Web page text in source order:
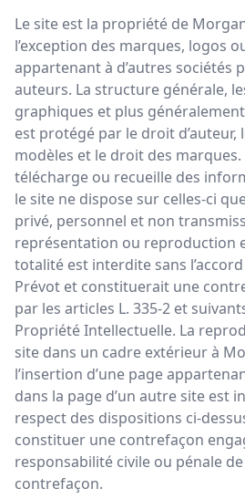
Le site est la propriété de
l’exception des marques, logos
appartenant à d’autres sociétés
auteurs. La structure générale,
graphiques et plus
est protégé par le droit d’auteur,
modèles et le droit des
télécharge ou recueille des
le site ne dispose sur celles-ci
privé, personnel et non
représentation ou reproduction
totalité est interdite sans
Prévot et constituerait une
par les articles L. 335-2 et
Propriété Intellectuelle. La
site dans un cadre extérieur à
l’insertion d’une page
dans la page d’un autre site est
respect des dispositions ci-
constituer une contrefaçon
responsabilité civile ou pénale de
contrefaçon.